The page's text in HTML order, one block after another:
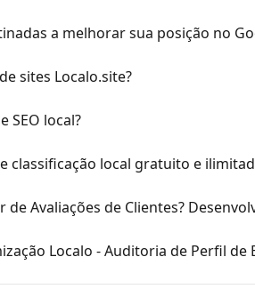
a melhorar sua posição no
sites Localo.site?
SEO local?
classificação local gratuito e
Avaliações de Clientes?
Localo - Auditoria de Perfil de